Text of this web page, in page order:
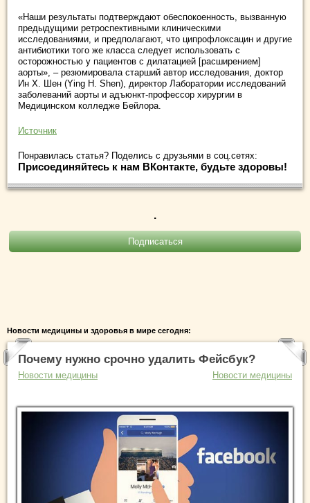
«Наши результаты подтверждают обеспокоенность, вызванную
предыдущими ретроспективными клиническими
исследованиями, и предполагают, что ципрофлоксацин и другие
антибиотики того же класса следует использовать с
осторожностью у пациентов с дилатацией [расширением]
аорты», – резюмировала старший автор исследования, доктор
Ин Х. Шен (Ying H. Shen), директор Лаборатории исследований
заболеваний аорты и адъюнкт-профессор хирургии в
Медицинском колледже Бейлора.
Источник
Понравилась статья? Поделись с друзьями в соц.сетях:
Присоединяйтесь к нам ВКонтакте, будьте здоровы!
.
Новости медицины и здоровья в мире сегодня:
Почему нужно срочно удалить Фейсбук?
Новости медицины Новости медицины